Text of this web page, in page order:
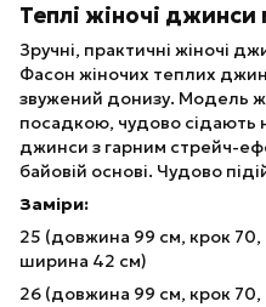
Теплі жіночі
Зручні, практичні жіночі
Фасон жіночих теплих
звужений донизу. Модель
посадкою, чудово сідають
джинси з гарним стрейч-
байовій основі. Чудово
Заміри:
25 (довжина 99 см, крок
ширина 42 см)
26 (довжина 99 см, крок